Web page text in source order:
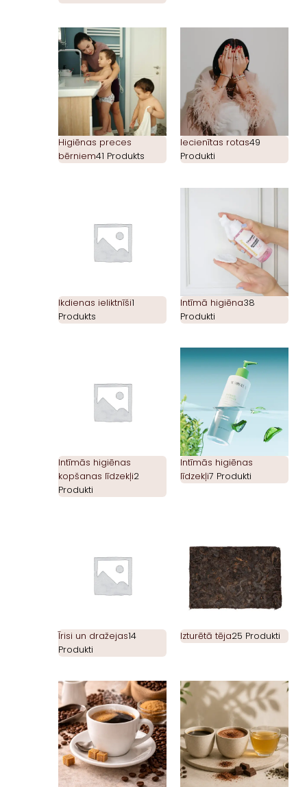
Higiēnas preces
bērniem41 Produkts
Iecienītas rotas49
Produkti
Ikdienas ieliktnīši1
Produkts
Intīmā higiēna38
Produkti
Intīmās higiēnas
kopšanas līdzekļi2
Produkti
Intīmās higiēnas
līdzekļi7 Produkti
Īrisi un dražejas14
Produkti
Izturētā tēja25 Produkti